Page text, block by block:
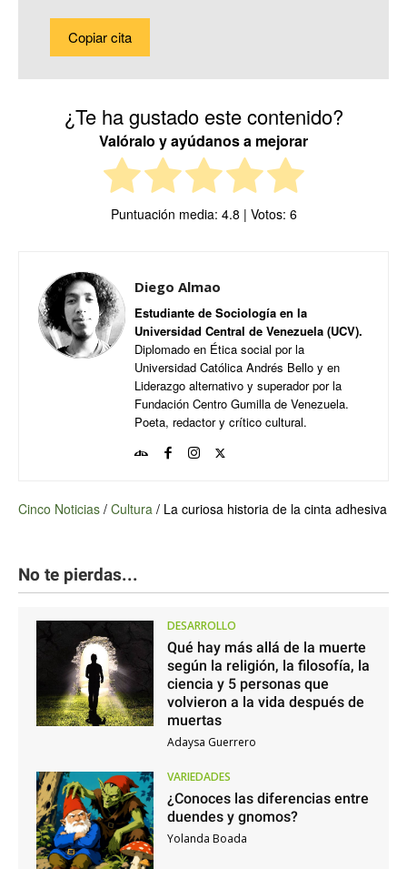
Copiar cita
¿Te ha gustado este contenido?
Valóralo y ayúdanos a mejorar
Puntuación media: 4.8 | Votos: 6
Diego Almao
Estudiante de Sociología en la
Universidad Central de Venezuela (UCV).
Diplomado en Ética social por la
Universidad Católica Andrés Bello y en
Liderazgo alternativo y superador por la
Fundación Centro Gumilla de Venezuela.
Poeta, redactor y crítico cultural.
Cinco Noticias / Cultura / La curiosa historia de la cinta adhesiva
No te pierdas...
DESARROLLO
Qué hay más allá de la muerte
según la religión, la filosofía, la
ciencia y 5 personas que
volvieron a la vida después de
muertas
Adaysa Guerrero
VARIEDADES
¿Conoces las diferencias entre
duendes y gnomos?
Yolanda Boada